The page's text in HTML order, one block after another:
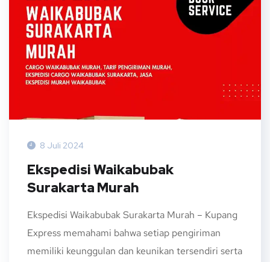
8 Juli 2024
Ekspedisi Waikabubak
Surakarta Murah
Ekspedisi Waikabubak Surakarta Murah – Kupang
Express memahami bahwa setiap pengiriman
memiliki keunggulan dan keunikan tersendiri serta